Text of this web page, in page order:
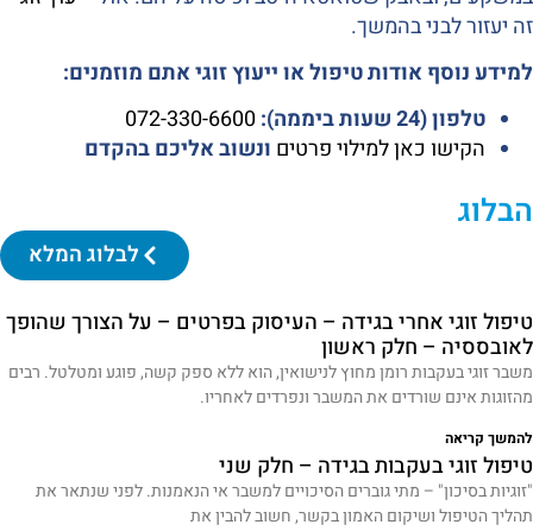
זה יעזור לבני בהמשך.
למידע נוסף אודות טיפול או ייעוץ זוגי אתם מוזמנים:
טלפון (24 שעות ביממה):
072-330-6600
הקישו כאן למילוי פרטים ונשוב אליכם בהקדם
הבלוג
לבלוג המלא
טיפול זוגי אחרי בגידה – העיסוק בפרטים – על הצורך שהופך
לאובססיה – חלק ראשון
משבר זוגי בעקבות רומן מחוץ לנישואין, הוא ללא ספק קשה, פוגע ומטלטל. רבים
מהזוגות אינם שורדים את המשבר ונפרדים לאחריו.
להמשך קריאה
טיפול זוגי בעקבות בגידה – חלק שני
"זוגיות בסיכון" – מתי גוברים הסיכויים למשבר אי הנאמנות. לפני שנתאר את
תהליך הטיפול ושיקום האמון בקשר, חשוב להבין את